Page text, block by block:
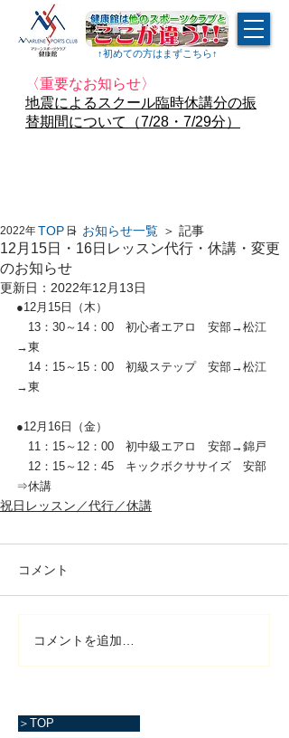
↑​初めての方はまずこちら↑
〈重要なお知らせ〉
地震によるスクール臨時休講分の振
替期間について（7/28・7/29分）
12月15日・16日レッスン代行・休講・変更
のお知らせ
2022年12月2日
更新日： 2022年12月13日
●12月15日（木）
13：30～14：00　初心者エアロ　安部→松江
→東
14：15～15：00　初級ステップ　安部→松江
→東
●12月16日（金）
11：15～12：00　初中級エアロ　安部→錦戸
12：15～12：45　キックボクササイズ　安部
⇒休講
祝日レッスン／代行／休講
コメント
コメントを追加…
TOP ＞ お知らせ一覧 ＞ 記事
＞TOP